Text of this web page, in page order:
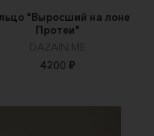
"Выросший на лоне
Протеи"
DAZAIN.ME
4200 ₽